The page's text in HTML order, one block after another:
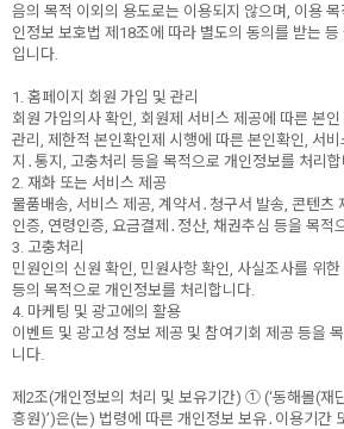
음의 목적 이외의 용도로는 이용되지 않으며, 이용
인정보 보호법 제18조에 따라 별도의 동의를 받는
입니다.
1. 홈페이지 회원 가입 및 관리
회원 가입의사 확인, 회원제 서비스 제공에 따른 본
관리, 제한적 본인확인제 시행에 따른 본인확인, 서
지․통지, 고충처리 등을 목적으로 개인정보를 처리
2. 재화 또는 서비스 제공
물품배송, 서비스 제공, 계약서․청구서 발송, 콘텐츠
인증, 연령인증, 요금결제․정산, 채권추심 등을 목적
3. 고충처리
민원인의 신원 확인, 민원사항 확인, 사실조사를 위
등의 목적으로 개인정보를 처리합니다.
4. 마케팅 및 광고에의 활용
이벤트 및 광고성 정보 제공 및 참여기회 제공 등을
니다.
제2조(개인정보의 처리 및 보유기간) ① (‘동해몰(재
흥원)’)은(는) 법령에 따른 개인정보 보유․이용기간